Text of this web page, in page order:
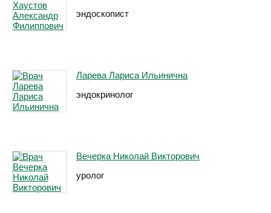
эндоскопист
Ларева Лариса Ильинична
эндокринолог
Вечерка Николай Викторович
уролог